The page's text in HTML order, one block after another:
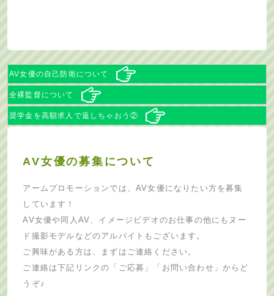
AV女優の自己防衛について
全裸監督について
奨学金を高額求人で返しちゃおう②
AV女優の募集について
アームプロモーションでは、AV女優になりたい方を募集
しています！
AV女優や同人AV、イメージビデオのお仕事の他にもヌー
ド撮影モデルなどのアルバイトもございます。
ご興味がある方は、まずはご連絡ください。
ご連絡は下記リンクの「ご応募」「お問い合わせ」からど
うぞ♪